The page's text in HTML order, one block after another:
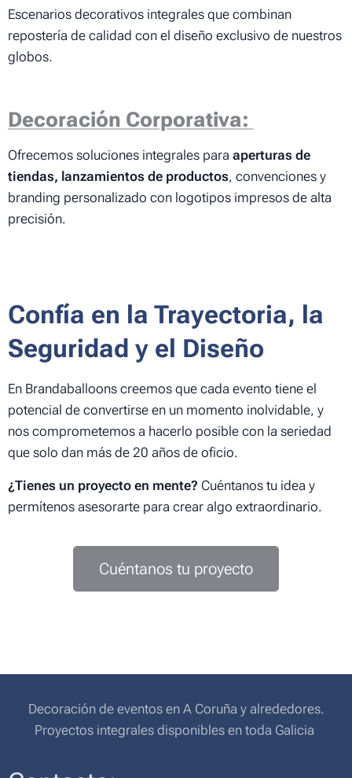
Escenarios decorativos integrales que combinan
repostería de calidad con el diseño exclusivo de nuestros
globos.
Decoración Corporativa:
Ofrecemos soluciones integrales para aperturas de
tiendas, lanzamientos de productos, convenciones y
branding personalizado con logotipos impresos de alta
precisión.
Confía en la Trayectoria, la
Seguridad y el Diseño
En Brandaballoons creemos que cada evento tiene el
potencial de convertirse en un momento inolvidable, y
nos comprometemos a hacerlo posible con la seriedad
que solo dan más de 20 años de oficio.
¿Tienes un proyecto en mente? Cuéntanos tu idea y
permítenos asesorarte para crear algo extraordinario.
Cuéntanos tu proyecto
Decoración de eventos en A Coruña y alrededores.
Proyectos integrales disponibles en toda Galicia